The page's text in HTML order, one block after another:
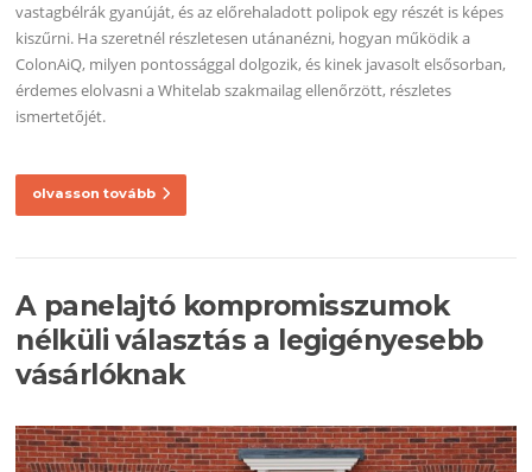
vastagbélrák gyanúját, és az előrehaladott polipok egy részét is képes
kiszűrni. Ha szeretnél részletesen utánanézni, hogyan működik a
ColonAiQ, milyen pontossággal dolgozik, és kinek javasolt elsősorban,
érdemes elolvasni a Whitelab szakmailag ellenőrzött, részletes
ismertetőjét.
olvasson tovább
A panelajtó kompromisszumok
nélküli választás a legigényesebb
vásárlóknak